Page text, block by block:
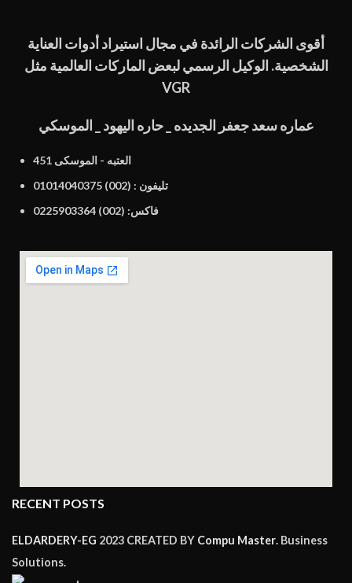
أقوى الشركات الرائدة في مجال استيراد أدوات العناية
الشخصية. الوكيل الرسمي لبعض الماركات العالمية مثل
VGR
عماره سعد جعفر الجديده _ حاره اليهود _ الموسكي
451 العتبه - الموسكى
تليفون : (002) 01014040375
فاكس: (002) 0225903364
RECENT POSTS
ELDARDERY-EG 2023 CREATED BY Compu Master. Business
Solutions.